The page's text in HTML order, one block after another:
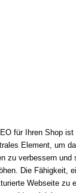
für Ihren Shop
Element, um
zu verbessern
Die Fähigkeit,
Webseite zu